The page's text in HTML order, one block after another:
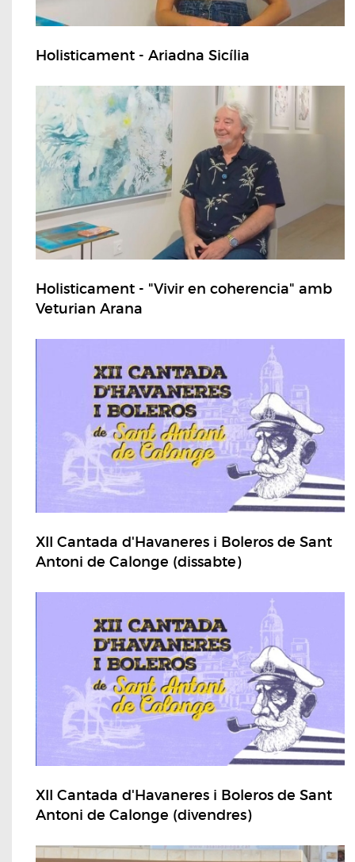
Holisticament - Ariadna Sicília
Holisticament - "Vivir en coherencia" amb
Veturian Arana
XII Cantada d'Havaneres i Boleros de Sant
Antoni de Calonge (dissabte)
XII Cantada d'Havaneres i Boleros de Sant
Antoni de Calonge (divendres)